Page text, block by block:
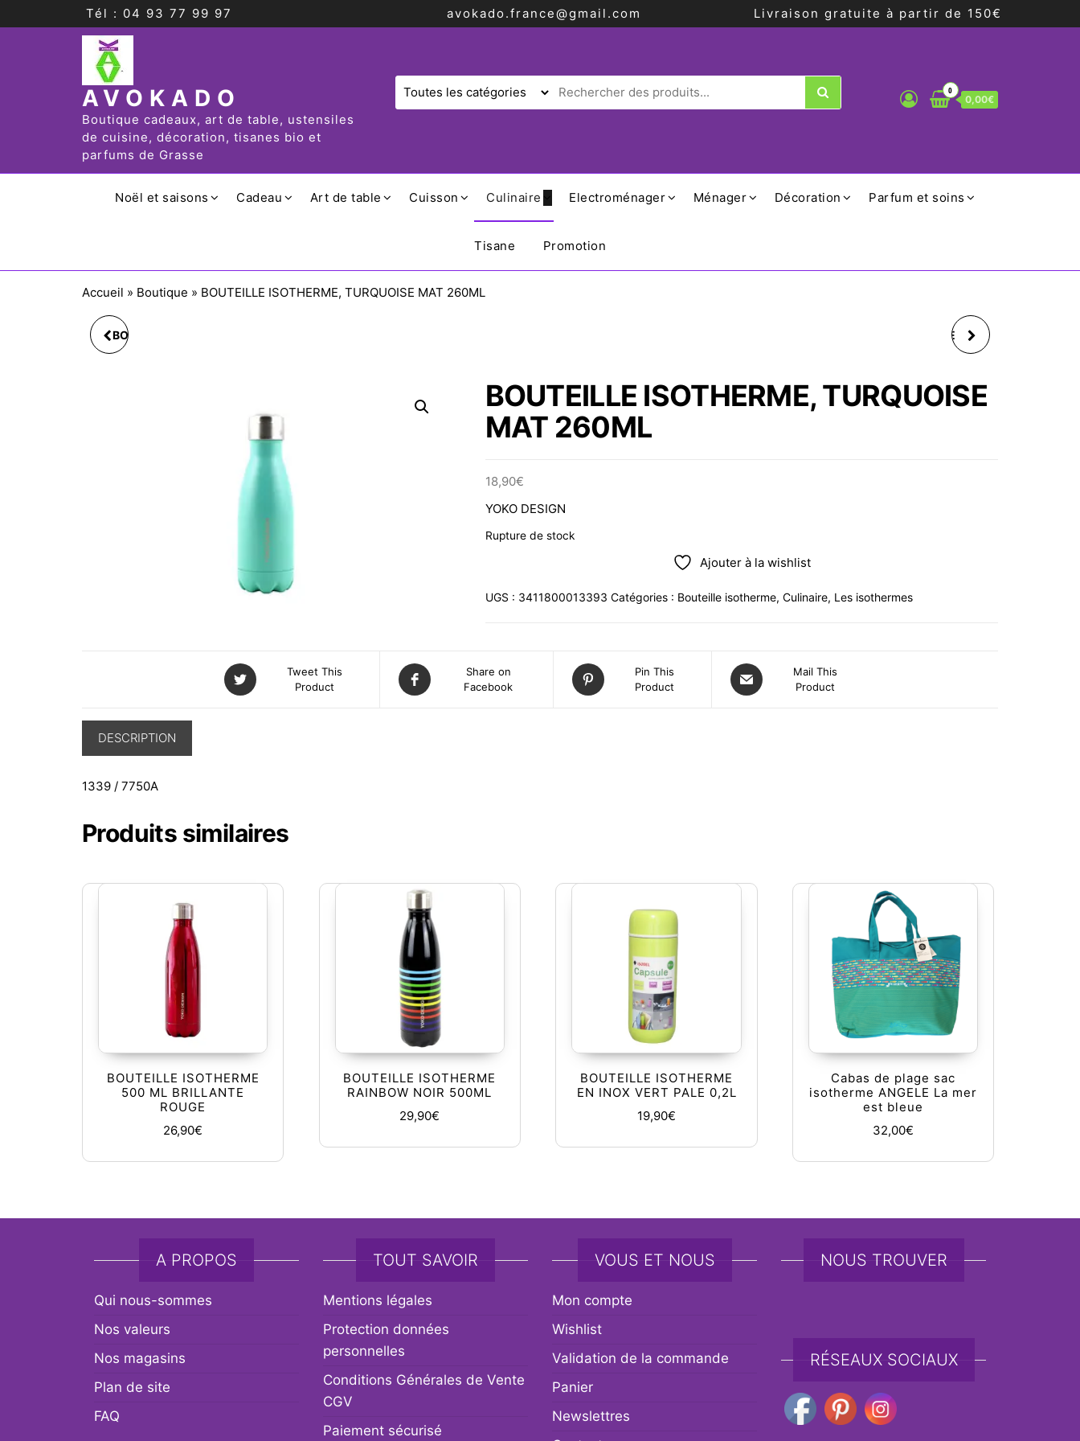
Tél : 04 93 77 99 97 avokado.france@gmail.com Livraison gratuite à partir de 150€
AVOKADO
Boutique cadeaux, art de table, ustensiles
de cuisine, décoration, tisanes bio et
parfums de Grasse
0
0,00€
Noël et saisons Cadeau Art de table Cuisson Culinaire Electroménager Ménager Décoration Parfum et soins
Tisane Promotion
Accueil » Boutique » BOUTEILLE ISOTHERME, TURQUOISE MAT 260ML
BOUTEILLE ISOTHERME BOUTEILLE EN VERRE
LIMONADE VAGUE
BOUTEILLE ISOTHERME, TURQUOISE
MAT 260ML
18,90€
YOKO DESIGN
Rupture de stock
Ajouter à la wishlist
UGS : 3411800013393 Catégories : Bouteille isotherme, Culinaire, Les isothermes
Tweet This
Product
Share on
Facebook
Pin This
Product
Mail This
Product
DESCRIPTION
1339 / 7750A
Produits similaires
BOUTEILLE ISOTHERME
500 ML BRILLANTE
ROUGE
26,90€
BOUTEILLE ISOTHERME
RAINBOW NOIR 500ML
29,90€
BOUTEILLE ISOTHERME
EN INOX VERT PALE 0,2L
19,90€
Cabas de plage sac
isotherme ANGELE La mer
est bleue
32,00€
A PROPOS
Qui nous-sommes
Nos valeurs
Nos magasins
Plan de site
FAQ
TOUT SAVOIR
Mentions légales
Protection données
personnelles
Conditions Générales de Vente
CGV
Paiement sécurisé
VOUS ET NOUS
Mon compte
Wishlist
Validation de la commande
Panier
Newslettres
NOUS TROUVER
RÉSEAUX SOCIAUX